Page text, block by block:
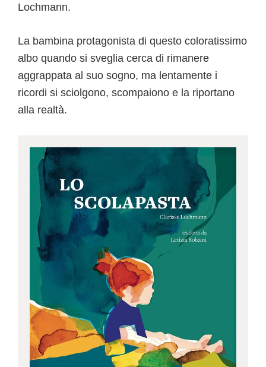
Lochmann.
La bambina protagonista di questo coloratissimo
albo quando si sveglia cerca di rimanere
aggrappata al suo sogno, ma lentamente i
ricordi si sciolgono, scompaiono e la riportano
alla realtà.